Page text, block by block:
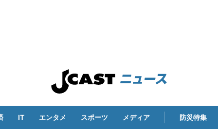
IT エンタメ スポーツ メディア 防災特集